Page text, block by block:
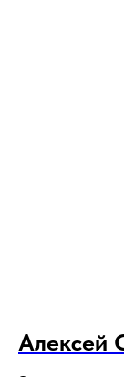
Алексей